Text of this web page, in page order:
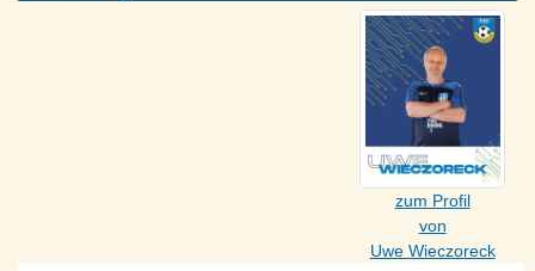
zum Profil
von
Uwe Wieczoreck